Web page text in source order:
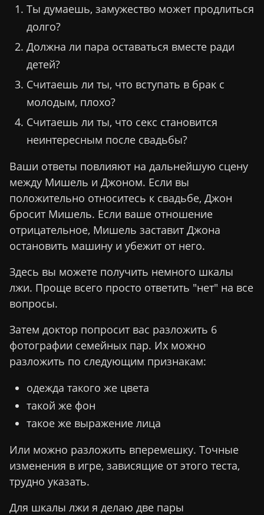
Ты думаешь, замужество может продлиться
долго?
Должна ли пара оставаться вместе ради
детей?
Считаешь ли ты, что вступать в брак с
молодым, плохо?
Считаешь ли ты, что секс становится
неинтересным после свадьбы?
Ваши ответы повлияют на дальнейшую сцену
между Мишель и Джоном. Если вы
положительно относитесь к свадьбе, Джон
бросит Мишель. Если ваше отношение
отрицательное, Мишель заставит Джона
остановить машину и убежит от него.
Здесь вы можете получить немного шкалы
лжи. Проще всего просто ответить "нет" на все
вопросы.
Затем доктор попросит вас разложить 6
фотографии семейных пар. Их можно
разложить по следующим признакам:
одежда такого же цвета
такой же фон
такое же выражение лица
Или можно разложить вперемешку. Точные
изменения в игре, зависящие от этого теста,
трудно указать.
Для шкалы лжи я делаю две пары